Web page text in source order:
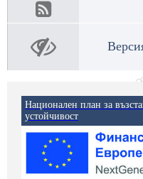
Национален план за
устойчивост